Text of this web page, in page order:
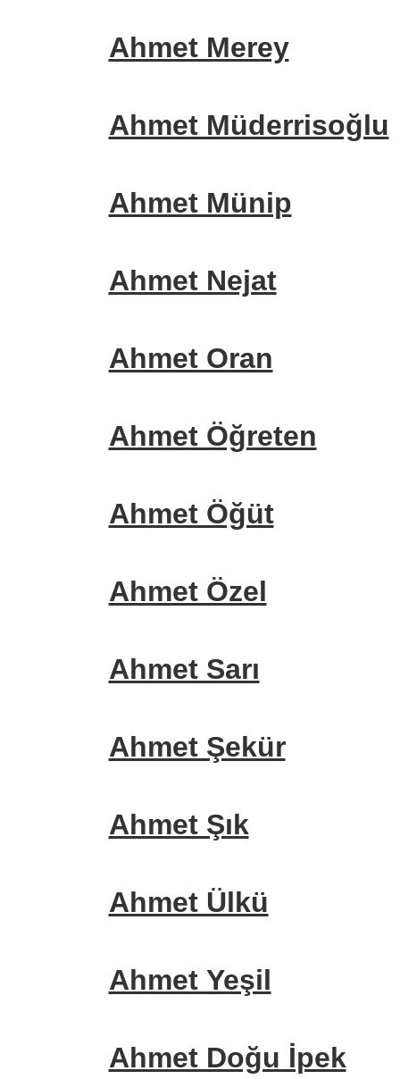
Ahmet Merey
Ahmet Müderrisoğlu
Ahmet Münip
Ahmet Nejat
Ahmet Oran
Ahmet Öğreten
Ahmet Öğüt
Ahmet Özel
Ahmet Sarı
Ahmet Şekür
Ahmet Şık
Ahmet Ülkü
Ahmet Yeşil
Ahmet Doğu İpek